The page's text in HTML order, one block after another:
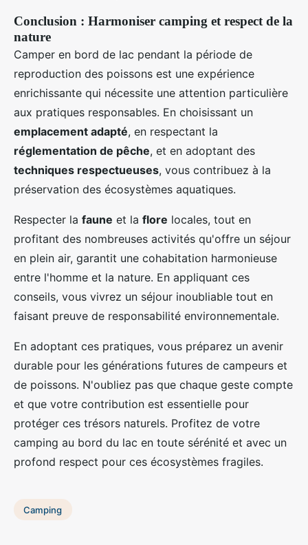
Conclusion : Harmoniser camping et respect de la
nature
Camper en bord de lac pendant la période de
reproduction des poissons est une expérience
enrichissante qui nécessite une attention particulière
aux pratiques responsables. En choisissant un
emplacement adapté, en respectant la
réglementation de pêche, et en adoptant des
techniques respectueuses, vous contribuez à la
préservation des écosystèmes aquatiques.
Respecter la faune et la flore locales, tout en
profitant des nombreuses activités qu'offre un séjour
en plein air, garantit une cohabitation harmonieuse
entre l'homme et la nature. En appliquant ces
conseils, vous vivrez un séjour inoubliable tout en
faisant preuve de responsabilité environnementale.
En adoptant ces pratiques, vous préparez un avenir
durable pour les générations futures de campeurs et
de poissons. N'oubliez pas que chaque geste compte
et que votre contribution est essentielle pour
protéger ces trésors naturels. Profitez de votre
camping au bord du lac en toute sérénité et avec un
profond respect pour ces écosystèmes fragiles.
Camping